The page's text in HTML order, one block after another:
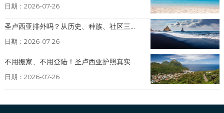
日期：2026-07-26
圣卢西亚排外吗？从历史、种族、社区三...
日期：2026-07-26
不用搬家、不用登陆！圣卢西亚护照真实...
日期：2026-07-26